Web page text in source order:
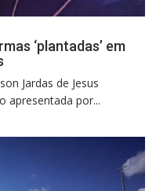
‘plantadas’ em
Jardas de Jesus
apresentada por...